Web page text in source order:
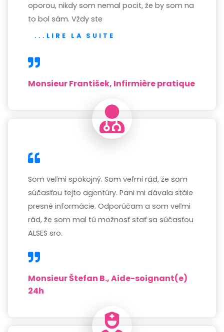
oporou, nikdy som nemal pocit, že by som na
to bol sám. Vždy ste
...LIRE LA SUITE
Monsieur František, Infirmière pratique
Som veľmi spokojný. Som veľmi rád, že som
súčasťou tejto agentúry. Pani mi dávala stále
presné informácie. Odporúčam a som veľmi
rád, že som mal tú možnosť stať sa súčasťou
ALSES sro.
Monsieur Štefan B., Aide-soignant(e)
24h